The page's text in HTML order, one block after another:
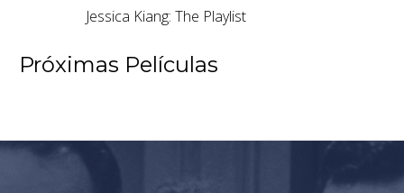
Jessica Kiang: The Playlist
Próximas Películas